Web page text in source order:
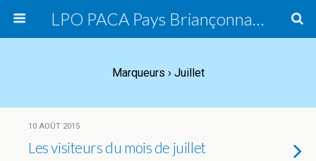
LPO PACA Pays Briançonnais, groupe local
Marqueurs › Juillet
10 AOÛT 2015
Les visiteurs du mois de juillet